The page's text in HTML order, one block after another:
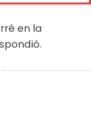
en la